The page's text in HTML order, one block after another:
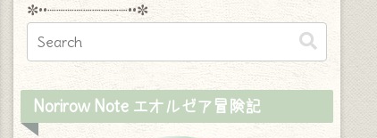
✼••┈┈┈┈┈┈┈┈┈••✼
Norirow Note エオルゼア冒険記